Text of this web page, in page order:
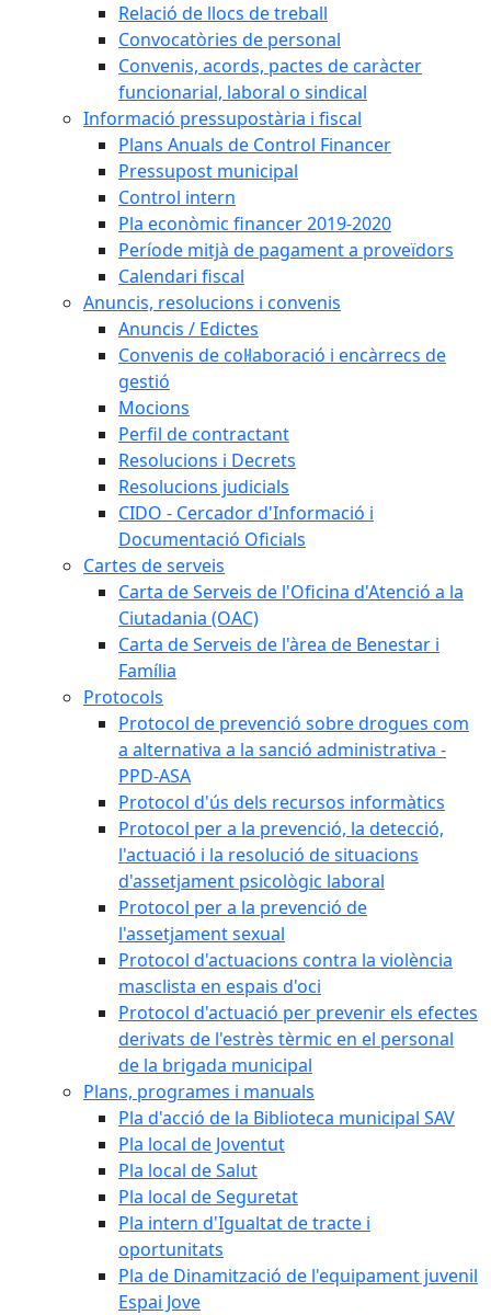
Relació de llocs de treball
Convocatòries de personal
Convenis, acords, pactes de caràcter
funcionarial, laboral o sindical
Informació pressupostària i fiscal
Plans Anuals de Control Financer
Pressupost municipal
Control intern
Pla econòmic financer 2019-2020
Període mitjà de pagament a proveïdors
Calendari fiscal
Anuncis, resolucions i convenis
Anuncis / Edictes
Convenis de col·laboració i encàrrecs de
gestió
Mocions
Perfil de contractant
Resolucions i Decrets
Resolucions judicials
CIDO - Cercador d'Informació i
Documentació Oficials
Cartes de serveis
Carta de Serveis de l'Oficina d'Atenció a la
Ciutadania (OAC)
Carta de Serveis de l'àrea de Benestar i
Família
Protocols
Protocol de prevenció sobre drogues com
a alternativa a la sanció administrativa -
PPD-ASA
Protocol d'ús dels recursos informàtics
Protocol per a la prevenció, la detecció,
l'actuació i la resolució de situacions
d'assetjament psicològic laboral
Protocol per a la prevenció de
l'assetjament sexual
Protocol d'actuacions contra la violència
masclista en espais d'oci
Protocol d'actuació per prevenir els efectes
derivats de l'estrès tèrmic en el personal
de la brigada municipal
Plans, programes i manuals
Pla d'acció de la Biblioteca municipal SAV
Pla local de Joventut
Pla local de Salut
Pla local de Seguretat
Pla intern d'Igualtat de tracte i
oportunitats
Pla de Dinamització de l'equipament juvenil
Espai Jove